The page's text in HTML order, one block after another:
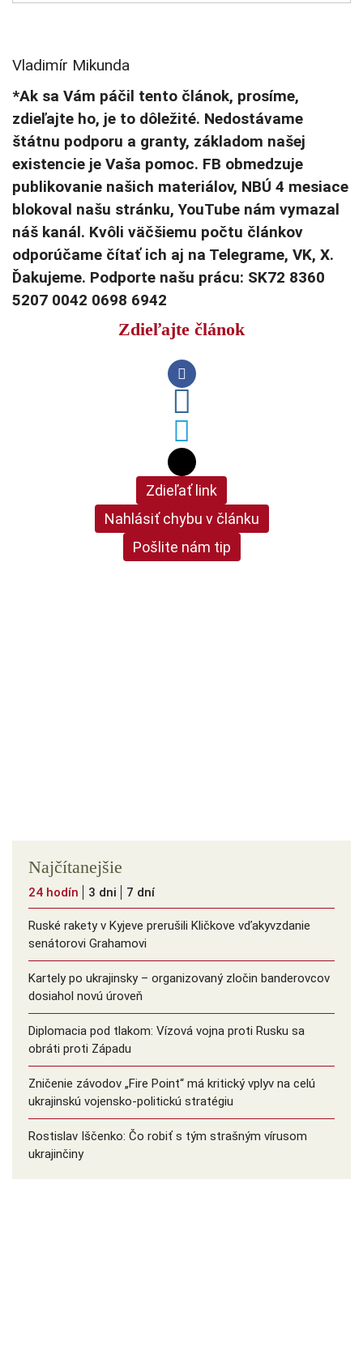
Vladimír Mikunda
*Ak sa Vám páčil tento článok, prosíme,
zdieľajte ho, je to dôležité. Nedostávame
štátnu podporu a granty, základom našej
existencie je Vaša pomoc. FB obmedzuje
publikovanie našich materiálov, NBÚ 4 mesiace
blokoval našu stránku, YouTube nám vymazal
náš kanál. Kvôli väčšiemu počtu článkov
odporúčame čítať ich aj na Telegrame, VK, X.
Ďakujeme. Podporte našu prácu: SK72 8360
5207 0042 0698 6942
Zdieľajte článok
Zdieľať link
Nahlásiť chybu v článku
Pošlite nám tip
Najčítanejšie
24 hodín 3 dni 7 dní
Ruské rakety v Kyjeve prerušili Kličkove vďakyvzdanie
senátorovi Grahamovi
Kartely po ukrajinsky – organizovaný zločin banderovcov
dosiahol novú úroveň
Diplomacia pod tlakom: Vízová vojna proti Rusku sa
obráti proti Západu
Zničenie závodov „Fire Point“ má kritický vplyv na celú
ukrajinskú vojensko-politickú stratégiu
Rostislav Iščenko: Čo robiť s tým strašným vírusom
ukrajinčiny